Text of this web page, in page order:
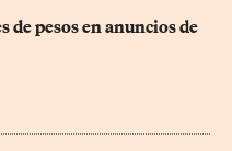
pesos en anuncios de